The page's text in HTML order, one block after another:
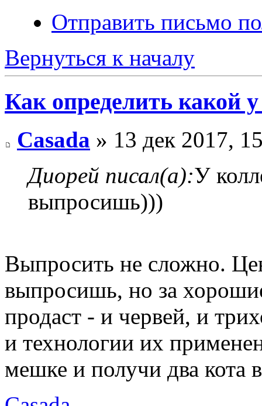
Отправить письмо
Вернуться к началу
Как определить какой
Casada » 13 дек 2017,
Диорей писал(а):У
выпросишь)))
Выпросить не сложно.
выпросишь, но за
продаст - и червей, и
и технологии их
мешке и получи два кота